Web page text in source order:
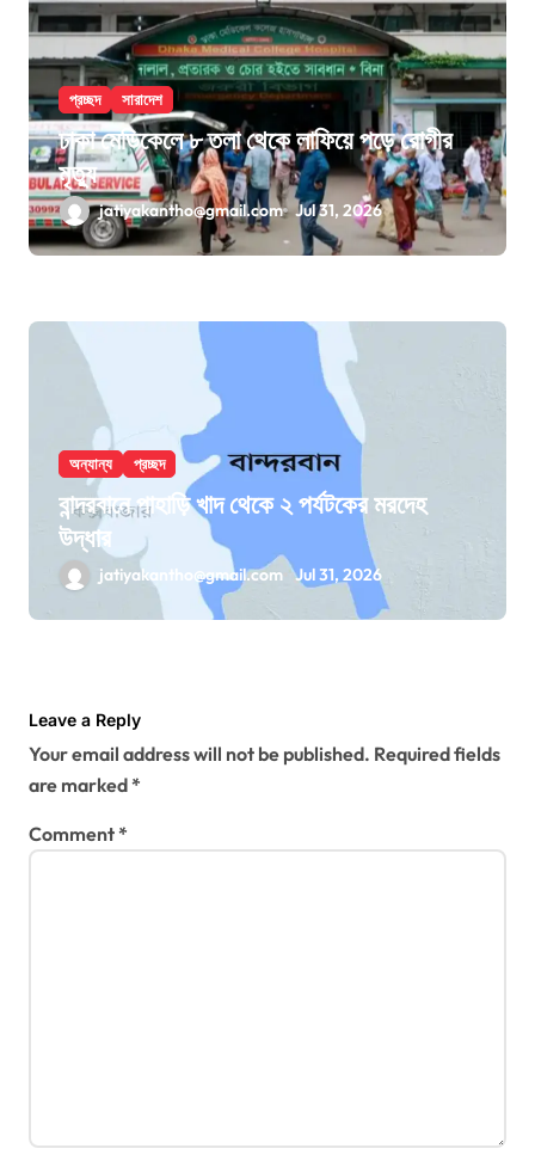
প্রচ্ছদ সারাদেশ
ঢাকা মেডিকেলে ৮ তলা থেকে লাফিয়ে পড়ে রোগীর
মৃত্যু
jatiyakantho@gmail.com Jul 31, 2026
অন্যান্য প্রচ্ছদ
বান্দরবানে পাহাড়ি খাদ থেকে ২ পর্যটকের মরদেহ
উদ্ধার
jatiyakantho@gmail.com Jul 31, 2026
Leave a Reply
Your email address will not be published. Required fields
are marked*
Comment*